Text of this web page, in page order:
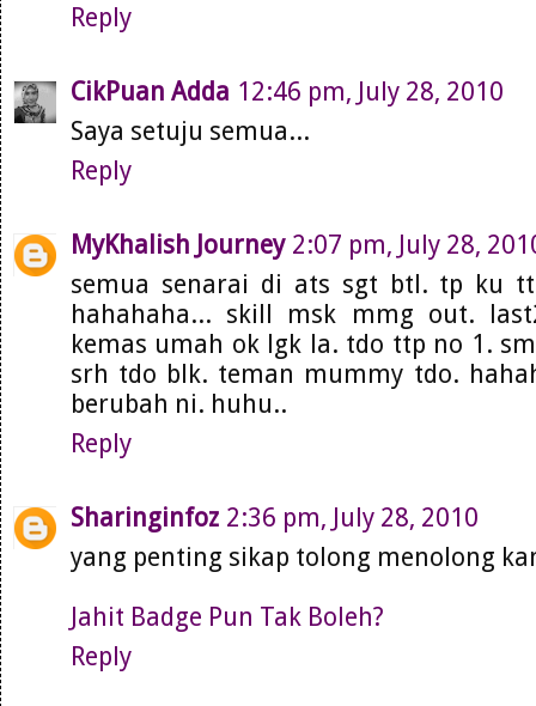
Reply
CikPuan Adda 12:46 pm, July 28, 2010
Saya setuju semua...
Reply
MyKhalish Journey 2:07 pm, July 28,
semua senarai di ats sgt btl. tp ku
hahahaha... skill msk mmg out.
kemas umah ok lgk la. tdo ttp no 1.
srh tdo blk. teman mummy tdo.
berubah ni. huhu..
Reply
Sharinginfoz 2:36 pm, July 28, 2010
yang penting sikap tolong menolong
Jahit Badge Pun Tak Boleh?
Reply